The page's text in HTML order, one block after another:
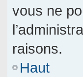
vous ne
raisons.
Haut